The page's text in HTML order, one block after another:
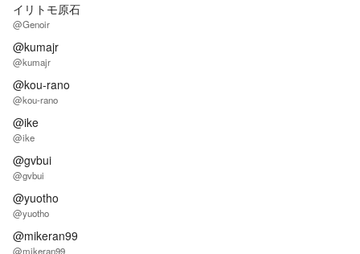
イリトモ原石
@Genoir
@kumajr
@kumajr
@kou-rano
@kou-rano
@ike
@ike
@gvbui
@gvbui
@yuotho
@yuotho
@mikeran99
@mikeran99